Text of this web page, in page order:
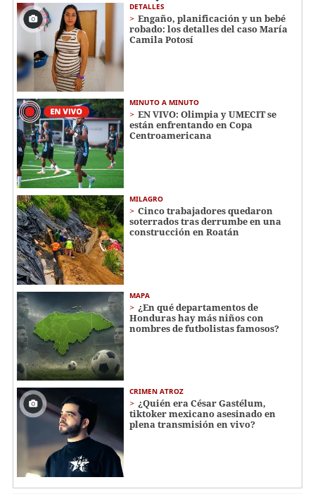
DETALLES
Engaño, planificación y un bebé
robado: los detalles del caso María
Camila Potosí
MINUTO A MINUTO
EN VIVO: Olimpia y UMECIT se
están enfrentando en Copa
Centroamericana
MILAGRO
Cinco trabajadores quedaron
soterrados tras derrumbe en una
construcción en Roatán
MAPA
¿En qué departamentos de
Honduras hay más niños con
nombres de futbolistas famosos?
CRIMEN ATROZ
¿Quién era César Gastélum,
tiktoker mexicano asesinado en
plena transmisión en vivo?